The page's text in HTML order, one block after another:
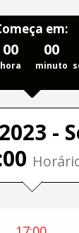
em:
00
hora
00
minuto
-